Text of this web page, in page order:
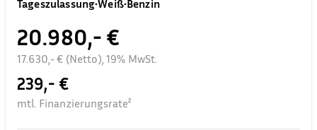
Tageszulassung•Weiß•Benzin
20.980,- €
17.630,- € (Netto), 19% MwSt.
239,- €
mtl. Finanzierungsrate²